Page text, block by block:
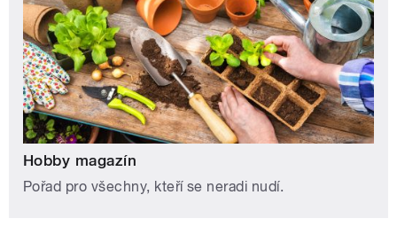
Hobby magazín
Pořad pro všechny, kteří se neradi nudí.